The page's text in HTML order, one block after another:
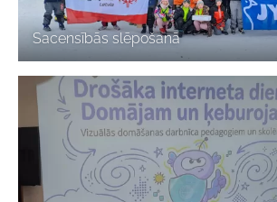
Sacensībās slēpošanā